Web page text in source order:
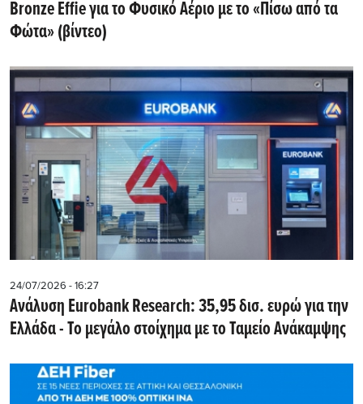
Bronze Effie για το Φυσικό Αέριο με το «Πίσω από τα
Φώτα» (βίντεο)
24/07/2026 - 16:27
Ανάλυση Eurobank Research: 35,95 δισ. ευρώ για την
Ελλάδα - Το μεγάλο στοίχημα με το Ταμείο Ανάκαμψης